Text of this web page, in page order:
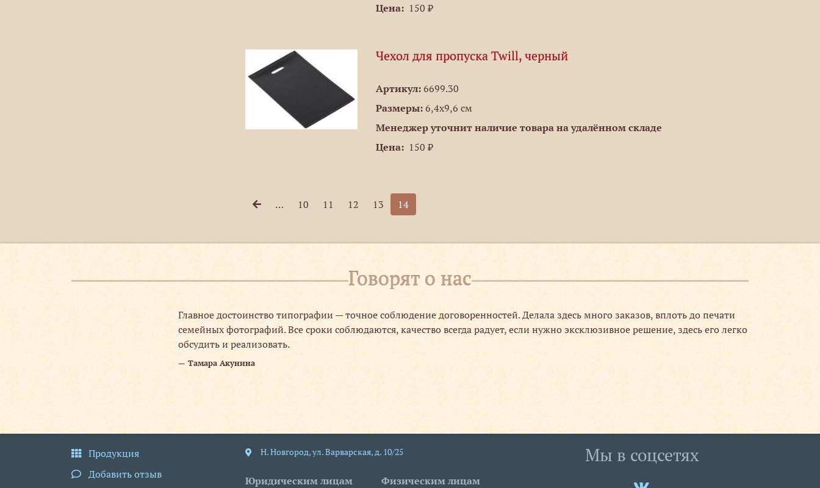
Цена:150 ₽
Чехол для пропуска Twill, черный
Артикул:6699.30
Размеры:6,4х9,6 см
Менеджер уточнит наличие товара на удалённом складе
Цена:150 ₽
… 10 11 12 13 14
Говорят о нас
тираж,
печать,
Главное достоинство типографии — точное соблюдение договоренностей. Делала здесь много заказов, вплоть до печати
семейных фотографий. Все сроки соблюдаются, качество всегда радует, если нужно эксклюзивное решение, здесь его легко
обсудить и реализовать.
Тамара Акунина
Продукция
Добавить отзыв
Н. Новгород,ул. Варварская, д. 10/25
Юридическим лицам Физическим лицам
Мы в соцсетях